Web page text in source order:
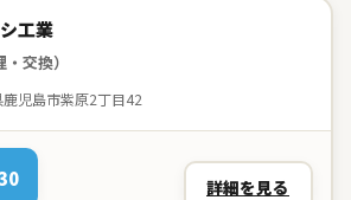
工業
交換）
鹿児島市紫原2丁目42
詳細を見る